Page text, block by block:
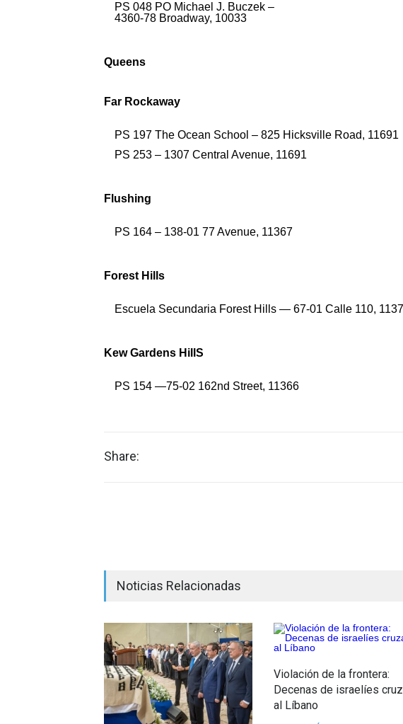
PS 048 PO Michael J. Buczek⁠ –
4360-78 Broadway, 10033
Queens
Far Rockaway
PS 197 The Ocean School⁠ – 825 Hicksville Road, 11691
PS 253⁠ – 1307 Central Avenue, 11691
Flushing
PS 164⁠ – 138-01 77 Avenue, 11367
Forest Hills
Escuela Secundaria Forest Hills ⁠— 67-01 Calle 110,
Kew Gardens HillS
PS 154 —75-02 162nd Street, 11366
Share:
Noticias Relacionadas
Violación de la frontera:
Decenas de israelíes
al Líbano